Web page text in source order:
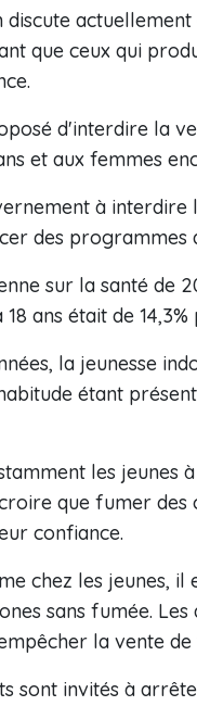
discute
que ceux qui
d'interdire la
et aux femmes
à
des programmes
sur la santé
18 ans était de
la jeunesse
étant
les
que fumer des
confiance.
chez les jeunes, il
sans fumée.
la vente de
sont invités à